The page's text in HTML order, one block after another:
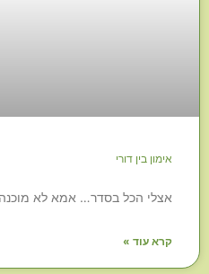
אימון בין דורי
אצלי הכל בסדר… אמא לא מוכנה
קרא עוד »